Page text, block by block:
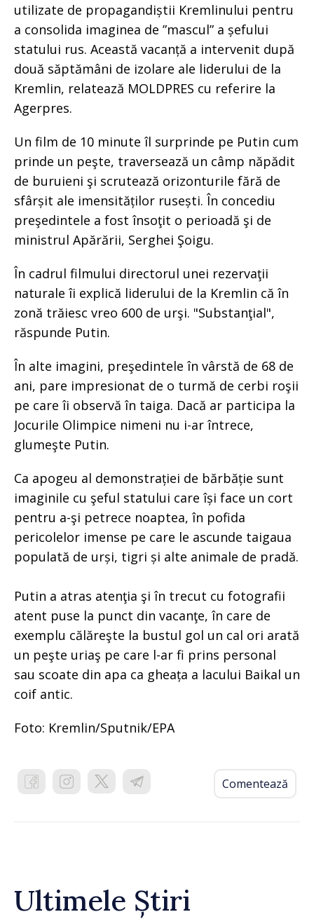
utilizate de propagandiștii Kremlinului pentru
a consolida imaginea de ”mascul” a șefului
statului rus. Această vacanță a intervenit după
două săptămâni de izolare ale liderului de la
Kremlin, relatează MOLDPRES cu referire la
Agerpres.
Un film de 10 minute îl surprinde pe Putin cum
prinde un peşte, traversează un câmp năpădit
de buruieni şi scrutează orizonturile fără de
sfârșit ale imensităților rusești. În concediu
preşedintele a fost însoţit o perioadă şi de
ministrul Apărării, Serghei Şoigu.
În cadrul filmului directorul unei rezervaţii
naturale îi explică liderului de la Kremlin că în
zonă trăiesc vreo 600 de urşi. "Substanţial",
răspunde Putin.
În alte imagini, preşedintele în vârstă de 68 de
ani, pare impresionat de o turmă de cerbi roşii
pe care îi observă în taiga. Dacă ar participa la
Jocurile Olimpice nimeni nu i-ar întrece,
glumeşte Putin.
Ca apogeu al demonstrației de bărbăție sunt
imaginile cu şeful statului care își face un cort
pentru a-şi petrece noaptea, în pofida
pericolelor imense pe care le ascunde taigaua
populată de urși, tigri și alte animale de pradă.
Putin a atras atenţia şi în trecut cu fotografii
atent puse la punct din vacanţe, în care de
exemplu călăreşte la bustul gol un cal ori arată
un peşte uriaş pe care l-ar fi prins personal
sau scoate din apa ca gheața a lacului Baikal un
coif antic.
Foto: Kremlin/Sputnik/EPA
Comentează
Ultimele Știri